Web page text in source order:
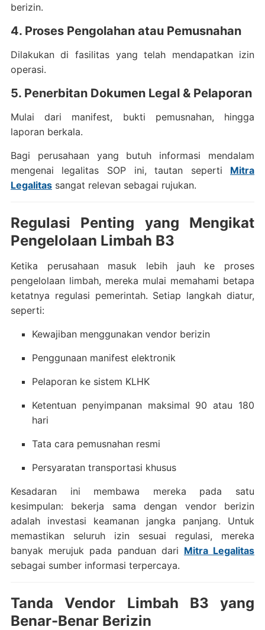
berizin.
4. Proses Pengolahan atau Pemusnahan
Dilakukan di fasilitas yang telah mendapatkan izin
operasi.
5. Penerbitan Dokumen Legal & Pelaporan
Mulai dari manifest, bukti pemusnahan, hingga
laporan berkala.
Bagi perusahaan yang butuh informasi mendalam
mengenai legalitas SOP ini, tautan seperti Mitra
Legalitassangat relevan sebagai rujukan.
Regulasi Penting yang Mengikat
Pengelolaan Limbah B3
Ketika perusahaan masuk lebih jauh ke proses
pengelolaan limbah, mereka mulai memahami betapa
ketatnya regulasi pemerintah. Setiap langkah diatur,
seperti:
Kewajiban menggunakan vendor berizin
Penggunaan manifest elektronik
Pelaporan ke sistem KLHK
Ketentuan penyimpanan maksimal 90 atau 180
hari
Tata cara pemusnahan resmi
Persyaratan transportasi khusus
Kesadaran ini membawa mereka pada satu
kesimpulan: bekerja sama dengan vendor berizin
adalah investasi keamanan jangka panjang. Untuk
memastikan seluruh izin sesuai regulasi, mereka
banyak merujuk pada panduan dari Mitra Legalitas
sebagai sumber informasi terpercaya.
Tanda Vendor Limbah B3 yang
Benar-Benar Berizin